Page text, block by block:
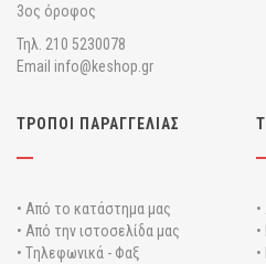
3ος όροφος
Τηλ. 210 5230078
Email info@keshop.gr
ΤΡΟΠΟΙ ΠΑΡΑΓΓΕΛΙΑΣ
• Από το κατάστημα μας
• Από την ιστοσελίδα μας
• Tηλεφωνικά - Φαξ